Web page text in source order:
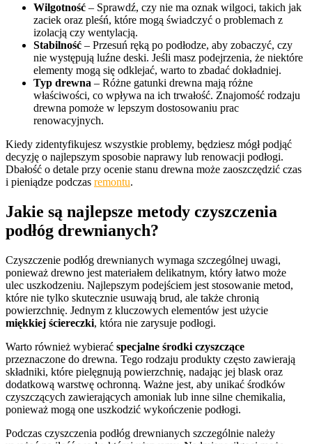
Wilgotność – Sprawdź, czy nie ma oznak wilgoci, takich jak
zaciek oraz pleśń, które mogą świadczyć o problemach z
izolacją czy wentylacją.
Stabilność – Przesuń ręką po podłodze, aby zobaczyć, czy
nie występują luźne deski. Jeśli masz podejrzenia, że niektóre
elementy mogą się odklejać, warto to zbadać dokładniej.
Typ drewna – Różne gatunki drewna mają różne
właściwości, co wpływa na ich trwałość. Znajomość rodzaju
drewna pomoże w lepszym dostosowaniu prac
renowacyjnych.
Kiedy zidentyfikujesz wszystkie problemy, będziesz mógł podjąć
decyzję o najlepszym sposobie naprawy lub renowacji podłogi.
Dbałość o detale przy ocenie stanu drewna może zaoszczędzić czas
i pieniądze podczas remontu.
Jakie są najlepsze metody czyszczenia
podłóg drewnianych?
Czyszczenie podłóg drewnianych wymaga szczególnej uwagi,
ponieważ drewno jest materiałem delikatnym, który łatwo może
ulec uszkodzeniu. Najlepszym podejściem jest stosowanie metod,
które nie tylko skutecznie usuwają brud, ale także chronią
powierzchnię. Jednym z kluczowych elementów jest użycie
miękkiej ściereczki, która nie zarysuje podłogi.
Warto również wybierać specjalne środki czyszczące
przeznaczone do drewna. Tego rodzaju produkty często zawierają
składniki, które pielęgnują powierzchnię, nadając jej blask oraz
dodatkową warstwę ochronną. Ważne jest, aby unikać środków
czyszczących zawierających amoniak lub inne silne chemikalia,
ponieważ mogą one uszkodzić wykończenie podłogi.
Podczas czyszczenia podłóg drewnianych szczególnie należy